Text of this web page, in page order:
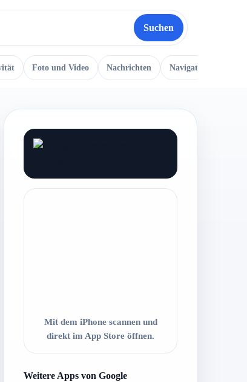
Suchen
Foto und Video Nachrichten Navigation
Mit dem iPhone scannen und
direkt im App Store öffnen.
Weitere Apps von Google